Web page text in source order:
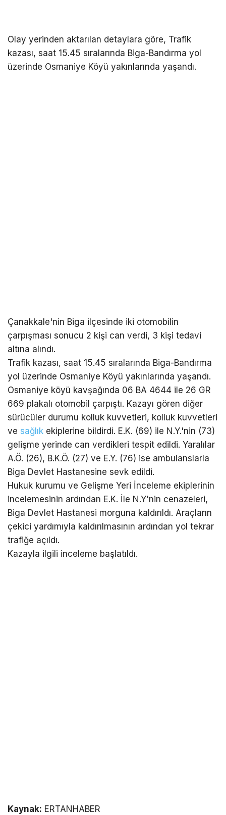
Olay yerinden aktarılan detaylara göre, Trafik
kazası, saat 15.45 sıralarında Biga-Bandırma yol
üzerinde Osmaniye Köyü yakınlarında yaşandı.
Çanakkale'nin Biga ilçesinde iki otomobilin
çarpışması sonucu 2 kişi can verdi, 3 kişi tedavi
altına alındı.
Trafik kazası, saat 15.45 sıralarında Biga-Bandırma
yol üzerinde Osmaniye Köyü yakınlarında yaşandı.
Osmaniye köyü kavşağında 06 BA 4644 ile 26 GR
669 plakalı otomobil çarpıştı. Kazayı gören diğer
sürücüler durumu kolluk kuvvetleri, kolluk kuvvetleri
ve sağlık ekiplerine bildirdi. E.K. (69) ile N.Y.'nin (73)
gelişme yerinde can verdikleri tespit edildi. Yaralılar
A.Ö. (26), B.K.Ö. (27) ve E.Y. (76) ise ambulanslarla
Biga Devlet Hastanesine sevk edildi.
Hukuk kurumu ve Gelişme Yeri İnceleme ekiplerinin
incelemesinin ardından E.K. İle N.Y'nin cenazeleri,
Biga Devlet Hastanesi morguna kaldırıldı. Araçların
çekici yardımıyla kaldırılmasının ardından yol tekrar
trafiğe açıldı.
Kazayla ilgili inceleme başlatıldı.
Kaynak: ERTANHABER